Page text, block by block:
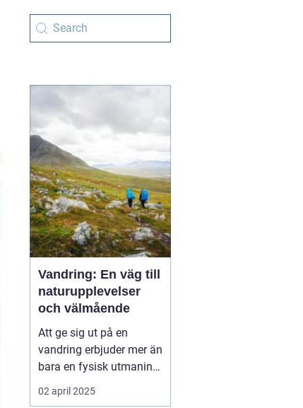
Vandring: En väg till
naturupplevelser
och välmående
Att ge sig ut på en
vandring erbjuder mer än
bara en fysisk utmaning;
det är en möjlighet att
återknyta kontakten med
02 april 2025